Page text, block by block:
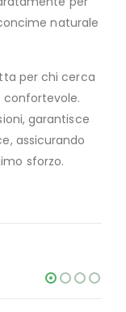
naturale
per chi cerca
garantisce
assicurando
sforzo.